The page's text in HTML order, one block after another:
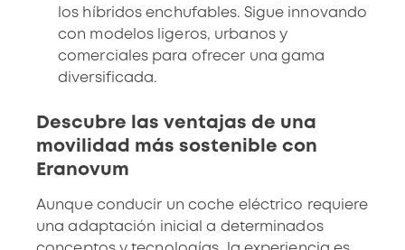
los híbridos enchufables. Sigue innovando
con modelos ligeros, urbanos y
comerciales para ofrecer una gama
diversificada.
Descubre las ventajas de una
movilidad más sostenible con
Eranovum
Aunque conducir un coche eléctrico requiere
una adaptación inicial a determinados